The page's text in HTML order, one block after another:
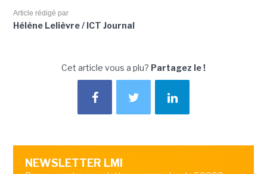
Article rédigé par
Hélène Lelièvre / ICT Journal
Cet article vous a plu? Partagez le !
NEWSLETTER LMI